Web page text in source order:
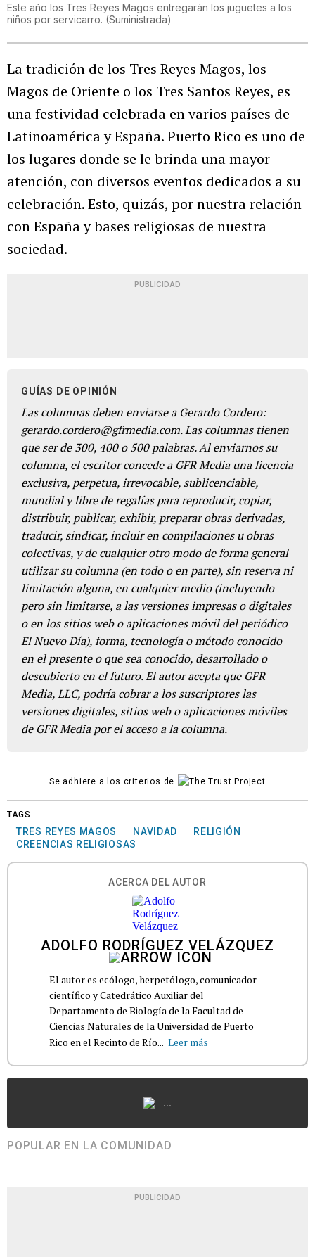
Este año los Tres Reyes Magos entregarán los juguetes a los
niños por servicarro. (Suministrada)
La tradición de los Tres Reyes Magos, los
Magos de Oriente o los Tres Santos Reyes, es
una festividad celebrada en varios países de
Latinoamérica y España. Puerto Rico es uno de
los lugares donde se le brinda una mayor
atención, con diversos eventos dedicados a su
celebración. Esto, quizás, por nuestra relación
con España y bases religiosas de nuestra
sociedad.
PUBLICIDAD
GUÍAS DE OPINIÓN
Las columnas deben enviarse a Gerardo Cordero:
gerardo.cordero@gfrmedia.com. Las columnas tienen
que ser de 300, 400 o 500 palabras. Al enviarnos su
columna, el escritor concede a GFR Media una licencia
exclusiva, perpetua, irrevocable, sublicenciable,
mundial y libre de regalías para reproducir, copiar,
distribuir, publicar, exhibir, preparar obras derivadas,
traducir, sindicar, incluir en compilaciones u obras
colectivas, y de cualquier otro modo de forma general
utilizar su columna (en todo o en parte), sin reserva ni
limitación alguna, en cualquier medio (incluyendo
pero sin limitarse, a las versiones impresas o digitales
o en los sitios web o aplicaciones móvil del periódico
El Nuevo Día), forma, tecnología o método conocido
en el presente o que sea conocido, desarrollado o
descubierto en el futuro. El autor acepta que GFR
Media, LLC, podría cobrar a los suscriptores las
versiones digitales, sitios web o aplicaciones móviles
de GFR Media por el acceso a la columna.
Se adhiere a los criterios de
TAGS
TRES REYES MAGOS NAVIDAD
RELIGIÓN
CREENCIAS RELIGIOSAS
ACERCA DEL AUTOR
ADOLFO RODRÍGUEZ VELÁZQUEZ
El autor es ecólogo, herpetólogo, comunicador
científico y Catedrático Auxiliar del
Departamento de Biología de la Facultad de
Ciencias Naturales de la Universidad de Puerto
Rico en el Recinto de Río... Leer más
...
POPULAR EN LA COMUNIDAD
PUBLICIDAD